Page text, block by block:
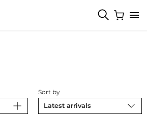
Sort by
Latest arrivals